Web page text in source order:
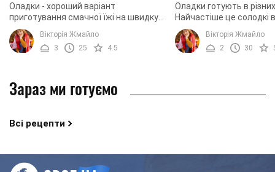
Оладки - хороший варіант
приготування смачної їжі на швидку
руку. Окрім того, що вони легко і не
довго готуються, так ще й виходять
неймовірно ...
Вікторія Жмайло
3
25 4.5
Оладки готують в
Найчастіше це солодкі
обсмажені в олії.
сметаною, варенням,
шоколадом. Але можна
Вікторія Жмайло
2
30
Зараз ми готуємо
Всі рецепти